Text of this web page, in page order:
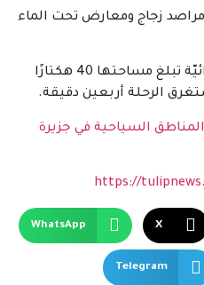
زجاج ومعارض تحت الماء
يمكنك التوجّه إلى غابة استوائيّة تبلغ مساحتها 40 هكتارًا
الرحلة أربعين دقيقة.
السياحية في جزيرة
https://
X
WhatsApp
Telegram